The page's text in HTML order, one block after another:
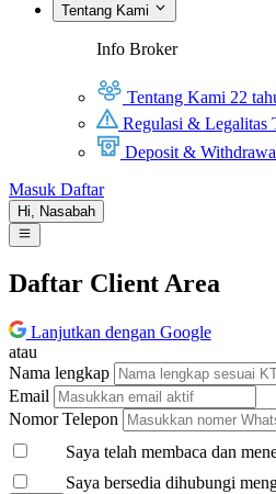
Tentang Kami
Info Broker
Tentang Kami 22
Regulasi & Legalitas
Deposit &
Masuk Daftar
Hi, Nasabah
Daftar Client Area
Lanjutkan dengan Google
atau
Nama lengkap
Email
Nomor Telepon
Saya telah membaca dan
Saya bersedia dihubungi